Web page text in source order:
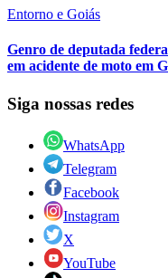
Entorno e Goiás
Genro de deputada
em acidente de moto em
Siga nossas redes
WhatsApp
Telegram
Facebook
Instagram
X
YouTube